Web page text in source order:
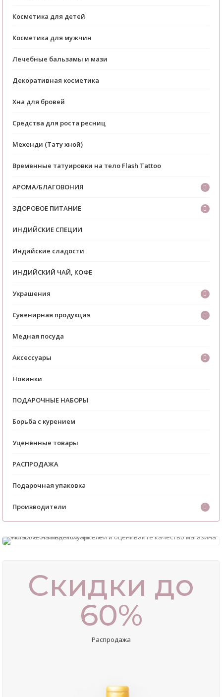
Косметика для детей
Косметика для мужчин
Лечебные бальзамы и мази
Декоративная косметика
Хна для бровей
Средства для роста ресниц
Мехенди (Тату хной)
Временные татуировки на тело Flash Tattoo
АРОМА/БЛАГОВОНИЯ
ЗДОРОВОЕ ПИТАНИЕ
ИНДИЙСКИЕ СПЕЦИИ
Индийские сладости
ИНДИЙСКИЙ ЧАЙ, КОФЕ
Украшения
Сувенирная продукция
Медная посуда
Аксессуары
Новинки
ПОДАРОЧНЫЕ НАБОРЫ
Борьба с курением
Уценённые товары
РАСПРОДАЖА
Подарочная упаковка
Производители
Скидки до
60%
Распродажа